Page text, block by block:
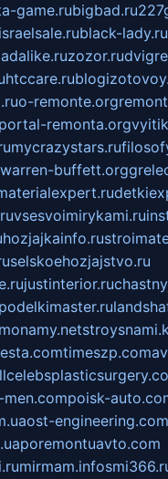
game.rubigbad.ru
israelsale.rublack-lady.ru
zozor.ru
htccare.ru
o-remonte.org
portal-remonta.org
mycrazystars.ru
warren-buffett.org
vsesvoimirykami.ru
hozjajkainfo.ru
selskoehozjajstvo.ru
justinterior.ru
podelkimaster.ru
monamy.net
timeszp.com
poisk-
ost-engineering.com
poremontuavto.com
mirmam.info